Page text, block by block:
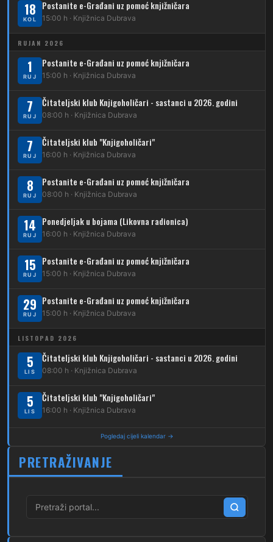
214 Koledinečka – Resnički gaj
223 Dubrava – Trnovčica – Dubec
230 Dubrava – Granešinski Novaki
232 Dubrava – Jazbina
269
DUBEC
212
223 Dubec – Trnovčica – Dubrava
224 Dubec – Novoselec
261 Dubec – Sesvete – Goranec
262 Dubec – Sesvete – Planina Donja
263 Dubec – Sesvete–Kašina – Pl.Gornja
264 Dubec – Sesvete – Jesenovec
267
270 Dubec – Sesvete – Blaguša
272 Dubec – Sesvete – Moravče
273
Dubec – Sesvete – Laktec
Karta tramvajskih linija
18
KOL
Postanite e-Građani uz pomoć knjižničara
15:00 h · Knjižnica Dubrava
RUJAN 2026
1
RUJ
Postanite e-Građani uz pomoć knjižničara
15:00 h · Knjižnica Dubrava
7
RUJ
Čitateljski klub Knjigoholičari - sastanci u 2026. godini
08:00 h · Knjižnica Dubrava
7
RUJ
Čitateljski klub "Knjigoholičari"
16:00 h · Knjižnica Dubrava
8
RUJ
Postanite e-Građani uz pomoć knjižničara
08:00 h · Knjižnica Dubrava
14
RUJ
Ponedjeljak u bojama (Likovna radionica)
16:00 h · Knjižnica Dubrava
15
RUJ
Postanite e-Građani uz pomoć knjižničara
15:00 h · Knjižnica Dubrava
29
RUJ
Postanite e-Građani uz pomoć knjižničara
15:00 h · Knjižnica Dubrava
LISTOPAD 2026
5
LIS
Čitateljski klub Knjigoholičari - sastanci u 2026. godini
08:00 h · Knjižnica Dubrava
5
LIS
Čitateljski klub "Knjigoholičari"
16:00 h · Knjižnica Dubrava
Pogledaj cijeli kalendar →
PRETRAŽIVANJE